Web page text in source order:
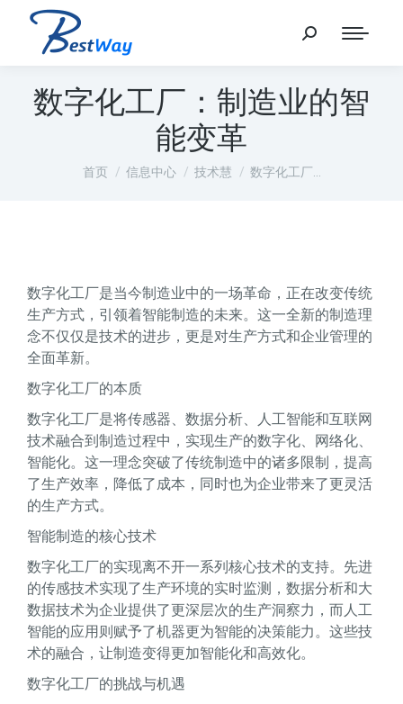
数字化工厂：制造业的智
能变革
您在这里：
首页 信息中心 技术慧 数字化工厂…
数字化工厂是当今制造业中的一场革命，正在改变传统
生产方式，引领着智能制造的未来。这一全新的制造理
念不仅仅是技术的进步，更是对生产方式和企业管理的
全面革新。
数字化工厂的本质
数字化工厂是将传感器、数据分析、人工智能和互联网
技术融合到制造过程中，实现生产的数字化、网络化、
智能化。这一理念突破了传统制造中的诸多限制，提高
了生产效率，降低了成本，同时也为企业带来了更灵活
的生产方式。
智能制造的核心技术
数字化工厂的实现离不开一系列核心技术的支持。先进
的传感技术实现了生产环境的实时监测，数据分析和大
数据技术为企业提供了更深层次的生产洞察力，而人工
智能的应用则赋予了机器更为智能的决策能力。这些技
术的融合，让制造变得更加智能化和高效化。
数字化工厂的挑战与机遇